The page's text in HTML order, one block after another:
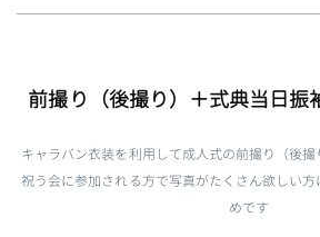
前撮り（後撮り）＋式典当日振
キャラバン衣装を利用して成人式の前撮り（後
祝う会に参加される方で写真がたくさん欲しい
めです